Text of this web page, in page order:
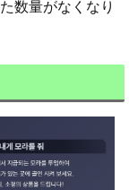
数量がなくなり